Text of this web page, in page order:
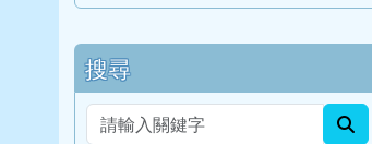
搜尋